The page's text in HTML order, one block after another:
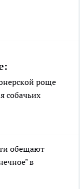
роще
собачьих
обещают
в